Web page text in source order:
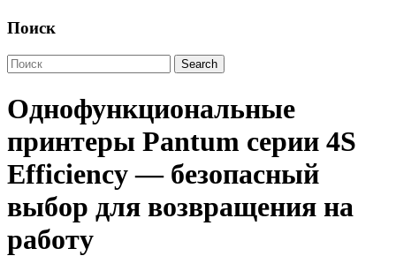
Поиск
Однофункциональные
принтеры Pantum серии 4S
Efficiency — безопасный
выбор для возвращения на
работу